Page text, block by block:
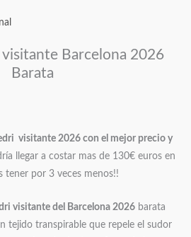
visitante Barcelona 2026
Barata
visitante 2026 con el mejor precio y
llegar a costar mas de 130€ euros en
tener por 3 veces menos!!
visitante del Barcelona 2026 barata
tejido transpirable que repele el sudor